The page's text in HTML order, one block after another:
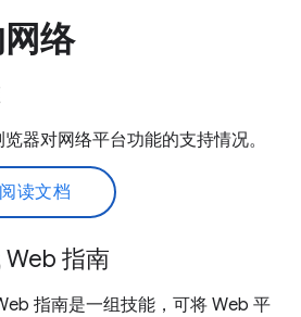
络
览器对网络平台功能的支持情况。
阅读文档
Web 指南
指南是一组技能，可将 Web 平